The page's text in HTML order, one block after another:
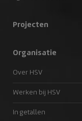
Projecten
Organisatie
Over HSV
Werken bij HSV
In getallen